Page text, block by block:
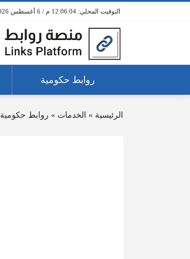
12:06:04 م / 6 أغسطس 2026
روابط حكومية
الرئيسية » الخدمات » روابط حكومية